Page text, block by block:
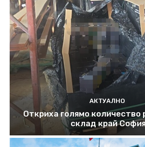
АКТУАЛНО
Откриха голямо количество
склад край